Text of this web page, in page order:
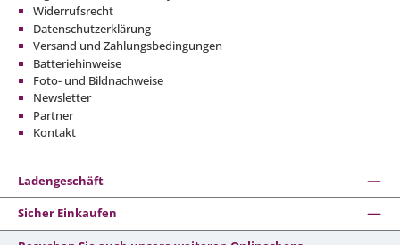
Widerrufsrecht
Datenschutzerklärung
Versand und Zahlungsbedingungen
Batteriehinweise
Foto- und Bildnachweise
Newsletter
Partner
Kontakt
Ladengeschäft
Sicher Einkaufen